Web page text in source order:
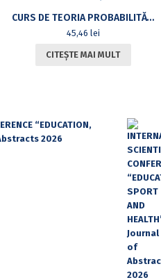
CURS DE TEORIA PROBABILITĂȚILOR
45,46 lei
CITEȘTE MAI MULT
“EDUCATION,
2026